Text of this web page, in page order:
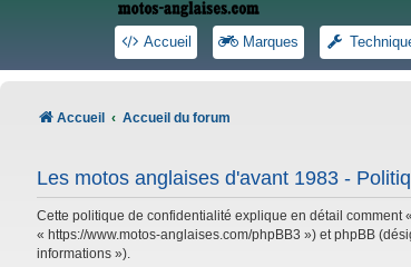
Accueil Marques
Accueil Accueil du forum
Les motos anglaises d'avant 1983 -
Cette politique de confidentialité explique en détail comment
« https://www.motos-anglaises.com/phpBB3 ») et phpBB
informations »).